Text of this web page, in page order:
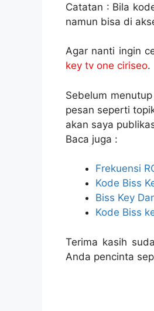
Catatan : Bila
namun bisa di
Agar nanti ingin
key tv one ciriseo.
Sebelum
pesan seperti
akan saya
Baca juga :
Frekuensi
Kode Biss
Biss Key
Kode Biss
Terima kasih
Anda pencinta